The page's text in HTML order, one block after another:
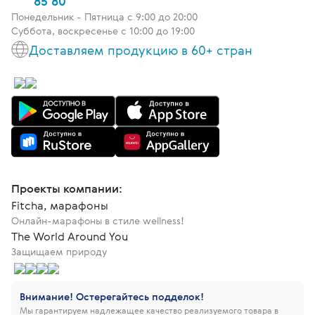
Понедельник - Пятница c 9:00 до 20:00
Суббота, воскресенье с 10:00 до 19:00
Доставляем продукцию в 60+ стран
Проекты компании:
Fitcha, марафоны
Онлайн-марафоны в стиле wellness!
The World Around You
Защищаем природу
Внимание! Остерегайтесь подделок!
Мы гарантируем надлежащее качество реализуемого товара в